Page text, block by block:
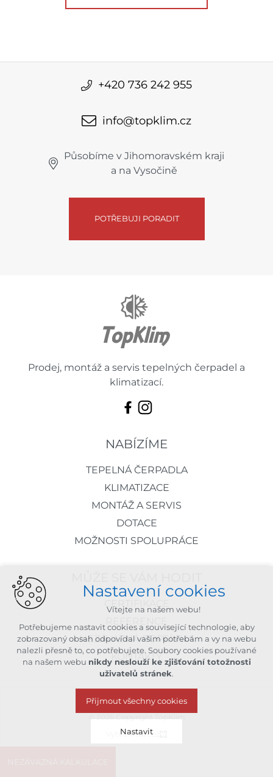
+420 736 242 955
info@topklim.cz
Působíme v Jihomoravském kraji
a na Vysočině
POTŘEBUJI PORADIT
Prodej, montáž a servis tepelných čerpadel a
klimatizací.
NABÍZÍME
TEPELNÁ ČERPADLA
KLIMATIZACE
MONTÁŽ A SERVIS
DOTACE
MOŽNOSTI SPOLUPRÁCE
NEZÁVAZNÁ POPTÁVKA
KONTAKTY
Vytvořil xart.cz
Nastavení cookies
Vítejte na našem webu!
Potřebujeme nastavit cookies a související technologie, aby
zobrazovaný obsah odpovídal vašim potřebám a vy na webu
nalezli přesně to, co potřebujete. Soubory cookies používané
na našem webu nikdy neslouží ke zjišťování totožnosti
uživatelů stránek.
Přijmout všechny cookies
Nastavit